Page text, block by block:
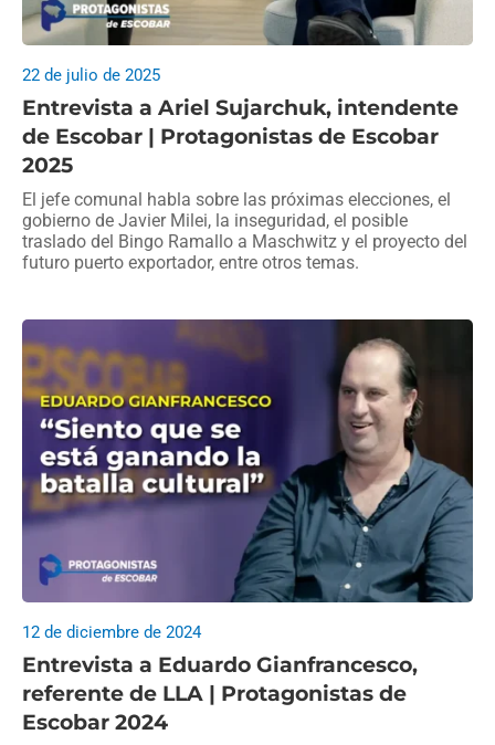
Entrevista a Ariel Sujarchuk, intendente
de Escobar | Protagonistas de Escobar
2025
22 de julio de 2025
El jefe comunal habla sobre las próximas elecciones, el
gobierno de Javier Milei, la inseguridad, el posible
traslado del Bingo Ramallo a Maschwitz y el proyecto del
futuro puerto exportador, entre otros temas.
Entrevista a Eduardo Gianfrancesco,
referente de LLA | Protagonistas de
Escobar 2024
12 de diciembre de 2024